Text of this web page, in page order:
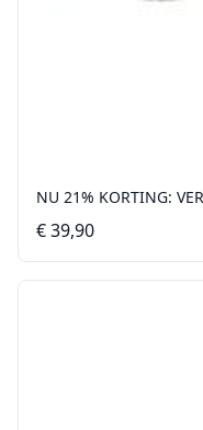
NU 21% KORTING:
€ 39,90